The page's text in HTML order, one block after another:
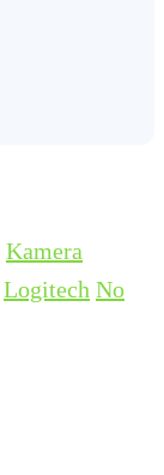
Kamera
Logitech No